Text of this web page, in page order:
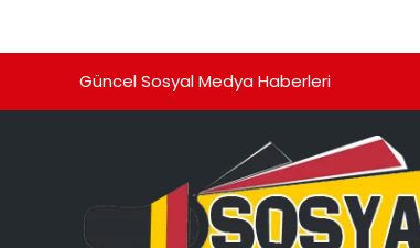
Güncel Sosyal Medya Haberleri